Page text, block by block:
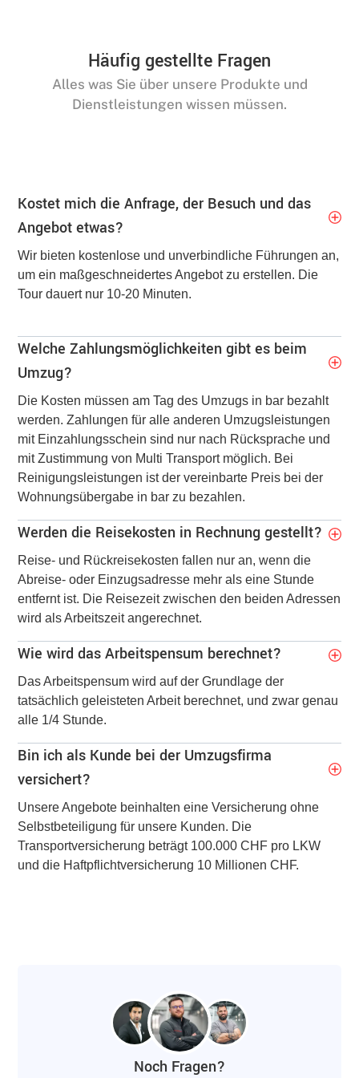
Häufig gestellte Fragen
Alles was Sie über unsere Produkte und
Dienstleistungen wissen müssen.
Kostet mich die Anfrage, der Besuch und das
Angebot etwas?
Wir bieten kostenlose und unverbindliche Führungen an,
um ein maßgeschneidertes Angebot zu erstellen. Die
Tour dauert nur 10-20 Minuten.
Welche Zahlungsmöglichkeiten gibt es beim
Umzug?
Die Kosten müssen am Tag des Umzugs in bar bezahlt
werden. Zahlungen für alle anderen Umzugsleistungen
mit Einzahlungsschein sind nur nach Rücksprache und
mit Zustimmung von Multi Transport möglich. Bei
Reinigungsleistungen ist der vereinbarte Preis bei der
Wohnungsübergabe in bar zu bezahlen.
Werden die Reisekosten in Rechnung gestellt?
Reise- und Rückreisekosten fallen nur an, wenn die
Abreise- oder Einzugsadresse mehr als eine Stunde
entfernt ist. Die Reisezeit zwischen den beiden Adressen
wird als Arbeitszeit angerechnet.
Wie wird das Arbeitspensum berechnet?
Das Arbeitspensum wird auf der Grundlage der
tatsächlich geleisteten Arbeit berechnet, und zwar genau
alle 1/4 Stunde.
Bin ich als Kunde bei der Umzugsfirma
versichert?
Unsere Angebote beinhalten eine Versicherung ohne
Selbstbeteiligung für unsere Kunden. Die
Transportversicherung beträgt 100.000 CHF pro LKW
und die Haftpflichtversicherung 10 Millionen CHF.
Noch Fragen?